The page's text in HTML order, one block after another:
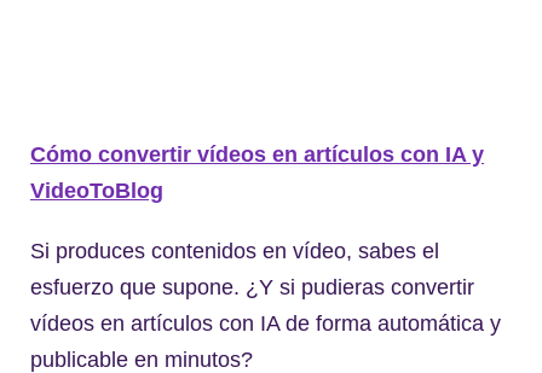
Cómo convertir vídeos en artículos con IA y
VideoToBlog
Si produces contenidos en vídeo, sabes el
esfuerzo que supone. ¿Y si pudieras convertir
vídeos en artículos con IA de forma automática y
publicable en minutos?